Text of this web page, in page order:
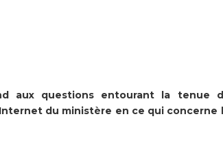
aux questions entourant la tenue
du ministère en ce qui concerne